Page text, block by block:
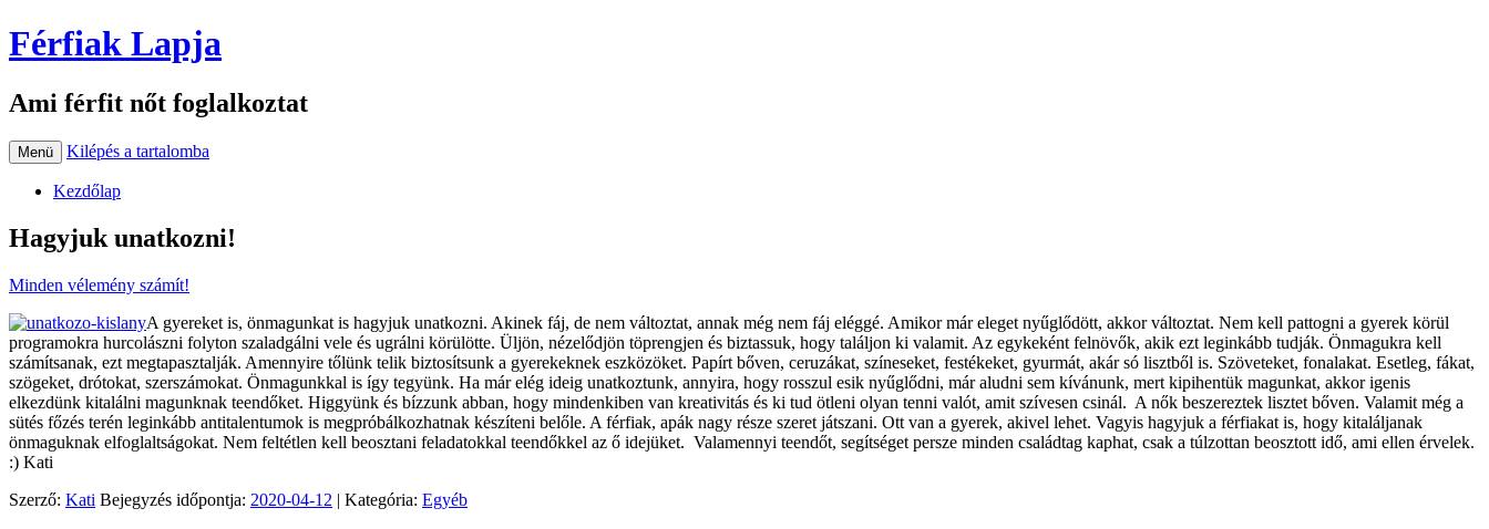
Férfiak Lapja
Ami férfit nőt foglalkoztat
Menü Kilépés a tartalomba
Kezdőlap
Hagyjuk unatkozni!
Minden vélemény számít!
A gyereket is, önmagunkat is hagyjuk unatkozni. Akinek fáj, de nem változtat, annak még nem fáj eléggé. Amikor már eleget nyűglődött, akkor változtat. Nem kell pattogni a gyerek körül
programokra hurcolászni folyton szaladgálni vele és ugrálni körülötte. Üljön, nézelődjön töprengjen és biztassuk, hogy találjon ki valamit. Az egykeként felnövők, akik ezt leginkább tudják. Önmagukra kell
számítsanak, ezt megtapasztalják. Amennyire tőlünk telik biztosítsunk a gyerekeknek eszközöket. Papírt bőven, ceruzákat, színeseket, festékeket, gyurmát, akár só lisztből is. Szöveteket, fonalakat. Esetleg, fákat,
szögeket, drótokat, szerszámokat. Önmagunkkal is így tegyünk. Ha már elég ideig unatkoztunk, annyira, hogy rosszul esik nyűglődni, már aludni sem kívánunk, mert kipihentük magunkat, akkor igenis
elkezdünk kitalálni magunknak teendőket. Higgyünk és bízzunk abban, hogy mindenkiben van kreativitás és ki tud ötleni olyan tenni valót, amit szívesen csinál. A nők beszereztek lisztet bőven. Valamit még a
sütés főzés terén leginkább antitalentumok is megpróbálkozhatnak készíteni belőle. A férfiak, apák nagy része szeret játszani. Ott van a gyerek, akivel lehet. Vagyis hagyjuk a férfiakat is, hogy kitaláljanak
önmaguknak elfoglaltságokat. Nem feltétlen kell beosztani feladatokkal teendőkkel az ő idejüket. Valamennyi teendőt, segítséget persze minden családtag kaphat, csak a túlzottan beosztott idő, ami ellen érvelek.
:) Kati
Szerző: Kati Bejegyzés időpontja: 2020-04-12 | Kategória: Egyéb